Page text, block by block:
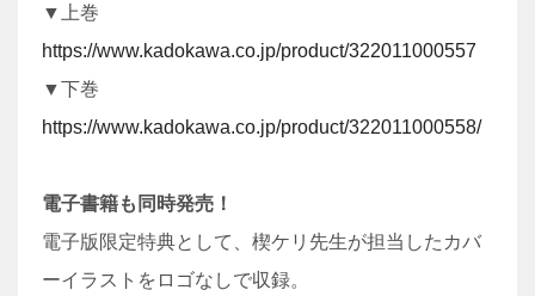
▼上巻
https://www.kadokawa.co.jp/product/322011000557
▼下巻
https://www.kadokawa.co.jp/product/322011000558/
電子書籍も同時発売！
電子版限定特典として、楔ケリ先生が担当したカバ
ーイラストをロゴなしで収録。